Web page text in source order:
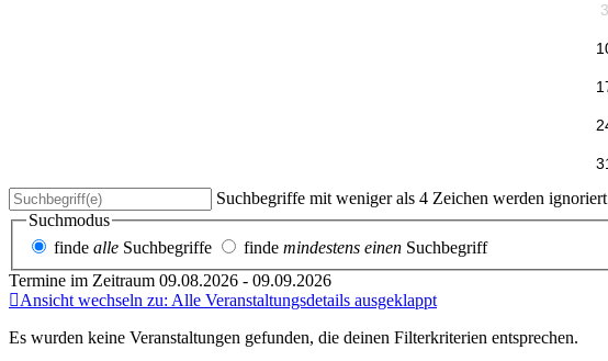
3
Suchbegriffe mit weniger als 4 Zeichen werden
Suchmodus
finde alle Suchbegriffe finde mindestens einen Suchbegriff
Termine im Zeitraum 09.08.2026 - 09.09.2026
Ansicht wechseln zu: Alle Veranstaltungsdetails ausgeklappt
Es wurden keine Veranstaltungen gefunden, die deinen Filterkriterien entsprechen.